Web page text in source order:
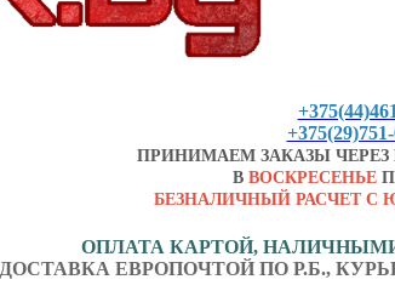
ПРИНИМАЕМ ЗАКАЗЫ ЧЕРЕЗ
В ВОСКРЕСЕНЬЕ
БЕЗНАЛИЧНЫЙ РАСЧЕТ С
ОПЛАТА КАРТОЙ,
ДОСТАВКА ЕВРОПОЧТОЙ ПО Р.Б.,